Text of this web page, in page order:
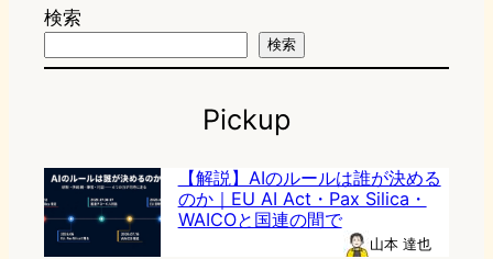
検索
検索
Pickup
【解説】AIのルールは誰が決める
のか｜EU AI Act・Pax Silica・
WAICOと国連の間で
山本 達也